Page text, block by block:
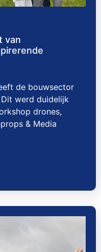
van
de bouwsector
werd duidelijk
drones,
& Media